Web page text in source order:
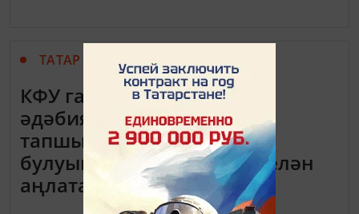
ТАТАР МАТБУГАТЫ
КФУ галимнәре татар
әдәбиятыннан БДИ
тапшырыручыларның аз
булуын ихтыяҗ булмау белән
аңлата